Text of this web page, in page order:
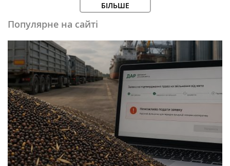
БІЛЬШЕ
Популярне на сайті